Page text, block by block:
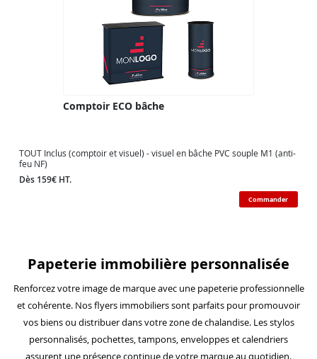
Comptoir ECO bâche
TOUT Inclus (comptoir et visuel) - visuel en bâche PVC souple M1 (anti-
feu NF)
Dès 159€ HT.
Commander
Papeterie immobilière personnalisée
Renforcez votre image de marque avec une papeterie professionnelle
et cohérente. Nos flyers immobiliers sont parfaits pour promouvoir
vos biens ou distribuer dans votre zone de chalandise. Les stylos
personnalisés, pochettes, tampons, enveloppes et calendriers
assurent une présence continue de votre marque au quotidien.